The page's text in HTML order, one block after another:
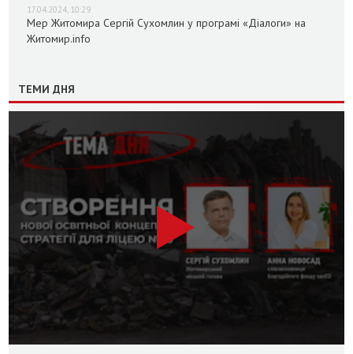
17.04.2024, 10:29
Мер Житомира Сергій Сухомлин у програмі «Діалоги» на
Житомир.info
ТЕМИ ДНЯ